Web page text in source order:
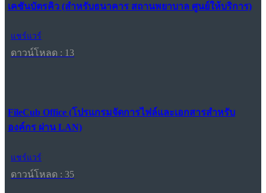
เคชันบัตรคิว (สำหรับธนาคาร สถานพยาบาล ศูนย์ให้บริการ)
แชร์แวร์
ดาวน์โหลด : 13
FileCub Office (โปรแกรมจัดการไฟล์และเอกสารสำหรับ
องค์กร ผ่าน LAN)
แชร์แวร์
ดาวน์โหลด : 35